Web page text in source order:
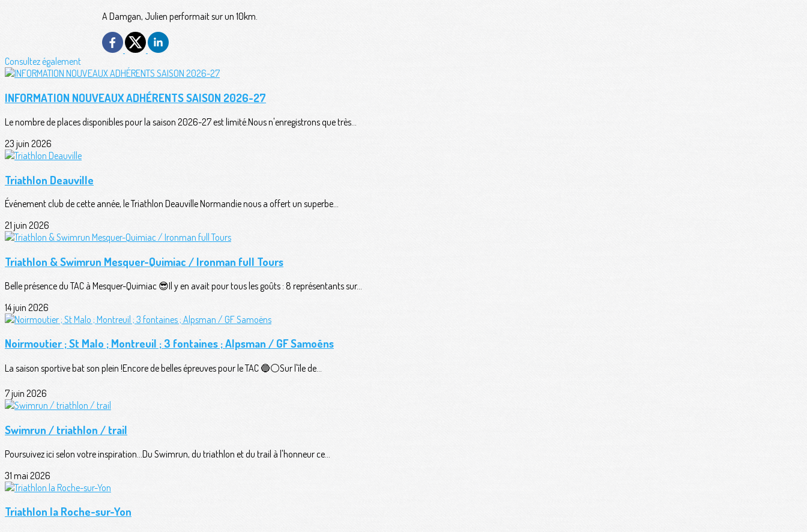
A Damgan, Julien performait sur un 10km.
Consultez également
INFORMATION NOUVEAUX ADHÉRENTS SAISON 2026-27
Le nombre de places disponibles pour la saison 2026-27 est limité.Nous n'enregistrons que très...
23 juin 2026
Triathlon Deauville
Événement club de cette année, le Triathlon Deauville Normandie nous a offert un superbe...
21 juin 2026
Triathlon & Swimrun Mesquer-Quimiac / Ironman full Tours
Belle présence du TAC à Mesquer-Quimiac 😎Il y en avait pour tous les goûts : 8 représentants sur...
14 juin 2026
Noirmoutier ; St Malo ; Montreuil ; 3 fontaines ; Alpsman / GF Samoëns
La saison sportive bat son plein !Encore de belles épreuves pour le TAC 🔵⚪️Sur l'île de...
7 juin 2026
Swimrun / triathlon / trail
Poursuivez ici selon votre inspiration...Du Swimrun, du triathlon et du trail à l'honneur ce...
31 mai 2026
Triathlon la Roche-sur-Yon